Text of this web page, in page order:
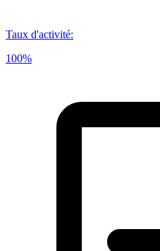
Taux d'activité:
100%